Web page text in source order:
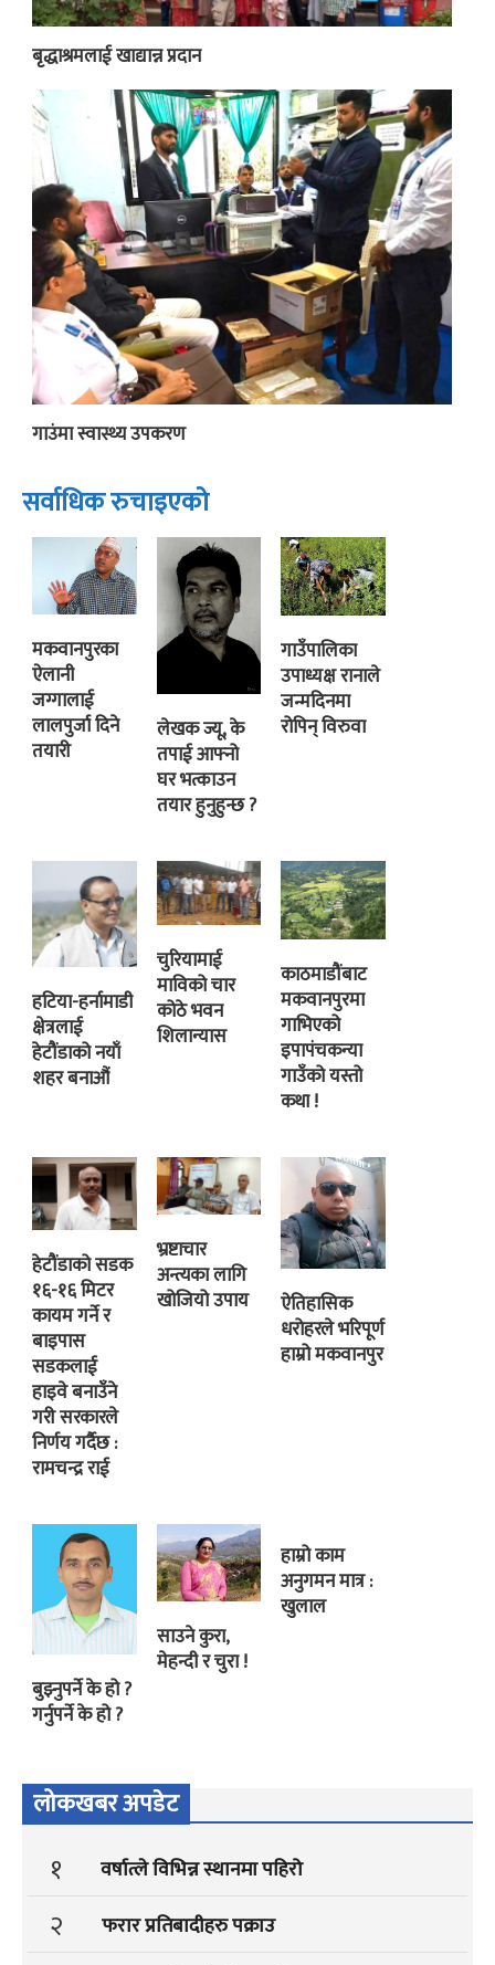
बृद्धाश्रमलाई खाद्यान्न प्रदान
गाउंमा स्वास्थ्य उपकरण
सर्वाधिक रुचाइएको
मकवानपुरका
ऐलानी
जग्गालाई
लालपुर्जा दिने
तयारी
लेखक ज्यू, के
तपाई आफ्नो
घर भत्काउन
तयार हुनुहुन्छ ?
गाउँपालिका
उपाध्यक्ष रानाले
जन्मदिनमा
रोपिन् विरुवा
हटिया-हर्नामाडी
क्षेत्रलाई
हेटौंडाको नयाँ
शहर बनाऔं
चुरियामाई
माविको चार
कोठे भवन
शिलान्यास
काठमाडौंबाट
मकवानपुरमा
गाभिएको
इपापंचकन्या
गाउँको यस्तो
कथा !
हेटौंडाको सडक
१६-१६ मिटर
कायम गर्ने र
बाइपास
सडकलाई
हाइवे बनाउँने
गरी सरकारले
निर्णय गर्दैछ :
रामचन्द्र राई
भ्रष्टाचार
अन्त्यका लागि
खोजियो उपाय
ऐतिहासिक
धरोहरले भरिपूर्ण
हाम्रो मकवानपुर
बुझ्नुपर्ने के हो ?
गर्नुपर्ने के हो ?
साउने कुरा,
मेहन्दी र चुरा !
हाम्रो काम
अनुगमन मात्र :
खुलाल
लोकखबर अपडेट
१ वर्षात्ले विभिन्न स्थानमा पहिरो
२ फरार प्रतिबादीहरु पक्राउ